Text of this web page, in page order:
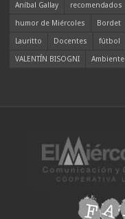
Aníbal Gallay
recomendados
humor de Miércoles
Bordet
Lauritto
Docentes fútbol
VALENTÍN BISOGNI
Ambiente